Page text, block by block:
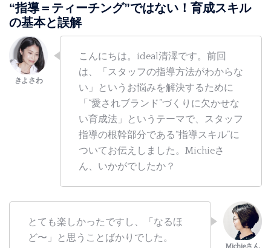
“指導＝ティーチング”ではない！育成スキル
の基本と誤解
こんにちは。ideal清澤です。前回
は、「スタッフの指導方法がわからな
い」というお悩みを解決するために
「“愛されブランド”づくりに欠かせな
い育成法」というテーマで、スタッフ
指導の根幹部分である“指導スキル”に
ついてお伝えしました。Michieさ
ん、いかがでしたか？
とても楽しかったですし、「なるほ
ど〜」と思うことばかりでした。